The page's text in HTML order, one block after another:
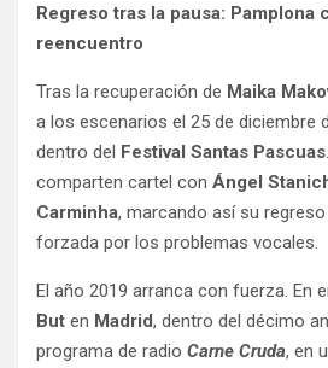
Regreso tras la pausa: Pamplona
reencuentro
Tras la recuperación de Maika
a los escenarios el 25 de diciembre
dentro del Festival Santas Pascuas
comparten cartel con Ángel
Carminha, marcando así su
forzada por los problemas vocales.
El año 2019 arranca con fuerza. En
But en Madrid, dentro del décimo
programa de radio Carne Cruda, en